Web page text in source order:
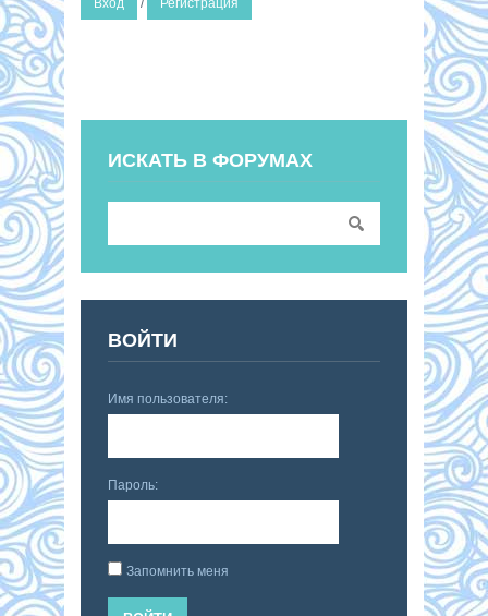
Вход / Регистрация
ИСКАТЬ В ФОРУМАХ
ВОЙТИ
Имя пользователя:
Пароль:
Запомнить меня